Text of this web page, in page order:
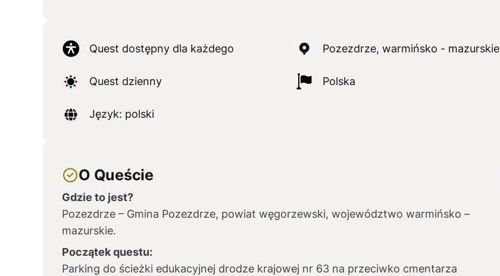
Quest dostępny dla każdego Pozezdrze, warmińsko - mazurskie
Quest dzienny Polska
Język: polski
O Queście
Gdzie to jest?
Pozezdrze – Gmina Pozezdrze, powiat węgorzewski, województwo warmińsko –
mazurskie.
Początek questu:
Parking do ścieżki edukacyjnej drodze krajowej nr 63 na przeciwko cmentarza